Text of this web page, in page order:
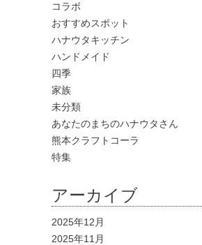
コラボ
おすすめスポット
ハナウタキッチン
ハンドメイド
四季
家族
未分類
あなたのまちのハナウタさん
熊本クラフトコーラ
特集
アーカイブ
2025年12月
2025年11月